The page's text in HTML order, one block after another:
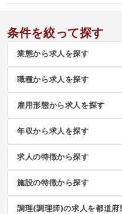
条件を絞って探す
業態から求人を探す
職種から求人を探す
雇用形態から求人を探す
年収から求人を探す
求人の特徴から探す
施設の特徴から探す
調理(調理師)の求人を都道府